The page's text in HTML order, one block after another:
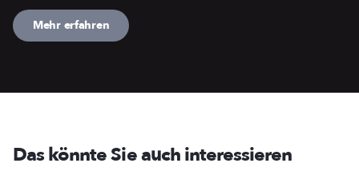
Mehr erfahren
Das könnte Sie auch interessieren